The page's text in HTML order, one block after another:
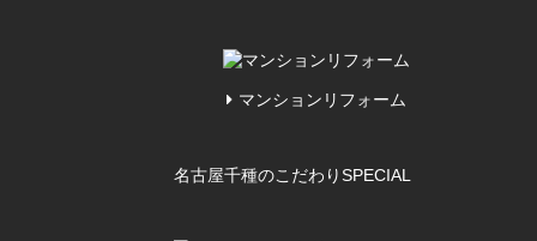
マンションリフォーム
名古屋千種のこだわりSPECIAL